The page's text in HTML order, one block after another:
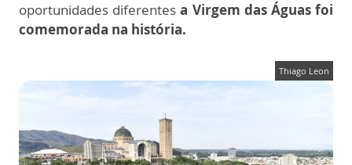
oportunidades diferentesa Virgem das Águas foi
comemorada na história.
Thiago Leon